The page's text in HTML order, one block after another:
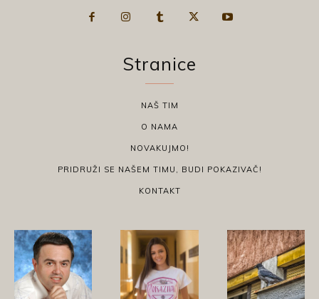
Stranice
NAŠ TIM
O NAMA
NOVAKUJMO!
PRIDRUŽI SE NAŠEM TIMU, BUDI POKAZIVAČ!
KONTAKT